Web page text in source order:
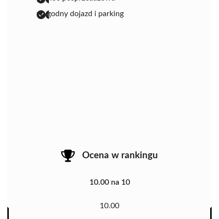
wygodny dojazd i parking
Ocena w rankingu
10.00 na 10
10.00